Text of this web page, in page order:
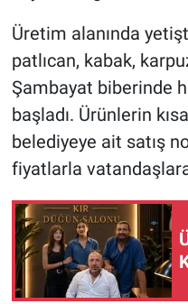
Üretim alanında
patlıcan, kabak,
Şambayat biberinde
başladı. Ürünlerin
belediyeye ait satış
fiyatlarla